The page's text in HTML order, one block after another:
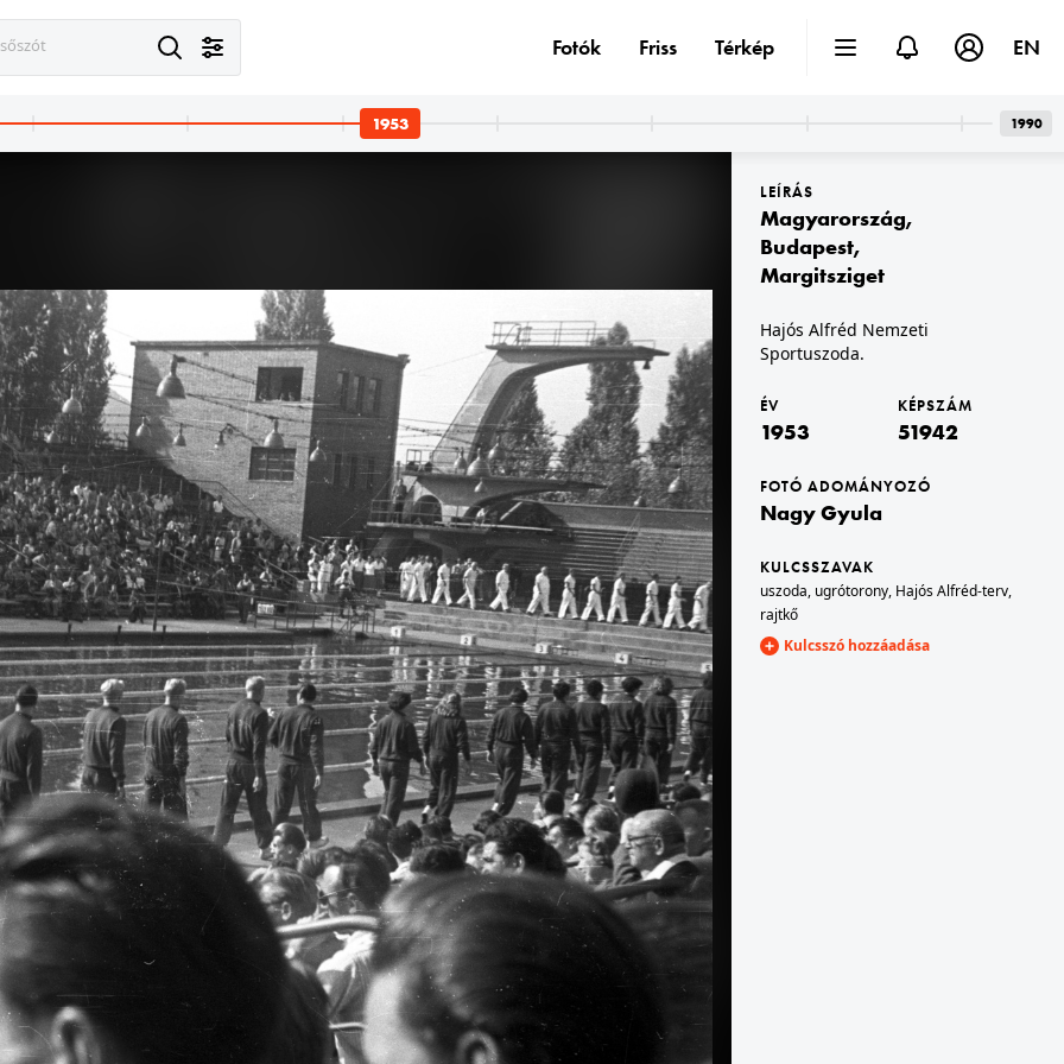
Budapest V.
rakpart 8. a MÁV Vasúttervező Üzemi Vállalat irodája.
1953 · Budapest V.
Széchenyi rakpart 8. a MÁV Vasúttervező Üzemi Vállalat irodája.
1953 · Budapest V.
Széchenyi rakpart 8. a MÁV Vasúttervező Üzemi Vállalat irodája.
· Budapest V.
rakpart 8. a MÁV Vasúttervező Üzemi Vállalat irodája.
1953 · Budapest V.
Széchenyi rakpart 8. a MÁV Vasúttervező Üzemi Vállalat irodája.
1953 · Budapest V.
Széchenyi rakpart 8. a MÁV Vasúttervező Üzemi Vállalat irodája.
Budapest V.
háttérben a Magyar utca és Henszlmann Imre utca házai.
1953 · Budapest V.
Henszlmann Imre utca a Magyar utca felé nézve, balra a Károlyi palota és a Károlyi kert.
1953 · Budapest V.
Egyetem tér a Kecskeméti utca felé nézve.
LEÍRÁS
Magyarország,
Budapest,
Margitsziget
Hajós Alfréd Nemzeti
Sportuszoda.
ÉV
1953
KÉPSZÁM
51942
FOTÓ ADOMÁNYOZÓ
Nagy Gyula
KULCSSZAVAK
uszoda, ugrótorony, Hajós Alfréd-terv,
rajtkő
Kulcsszó hozzáadása
Fotók Friss Térkép EN
1990
1953